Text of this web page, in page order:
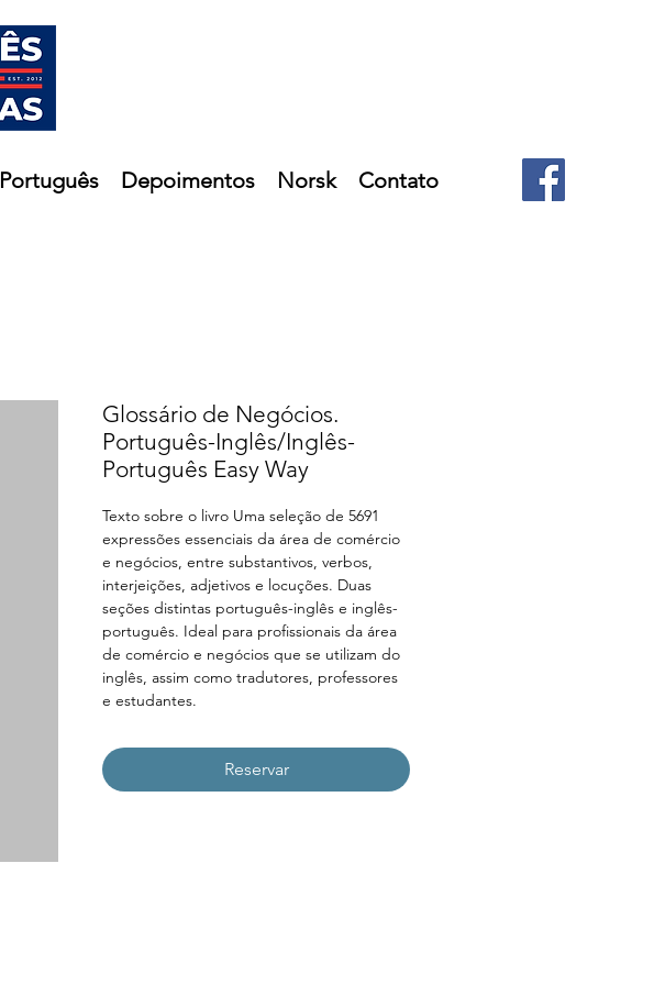
Português Depoimentos Norsk Contato
Glossário de Negócios.
Português-Inglês/Inglês-
Português Easy Way
Texto sobre o livro Uma seleção de 5691
expressões essenciais da área de comércio
e negócios, entre substantivos, verbos,
interjeições, adjetivos e locuções. Duas
seções distintas português-inglês e inglês-
português. Ideal para profissionais da área
de comércio e negócios que se utilizam do
inglês, assim como tradutores, professores
e estudantes.
Reservar